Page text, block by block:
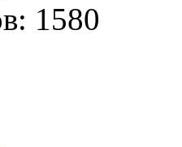
1580